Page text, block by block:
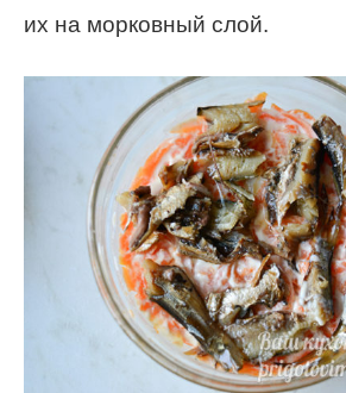
их на морковный слой.